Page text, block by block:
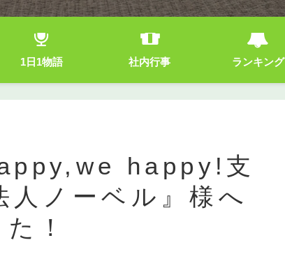
1日1物語 社内行事 ランキング
happy!支
人ノーベル』様へ
！